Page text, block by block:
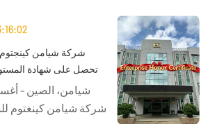
Valid from March 9, 2026, to March 8,
is...
شركة شيامن كينجتوم
تحصل على شهادة
شركة شيامن كينغتوم